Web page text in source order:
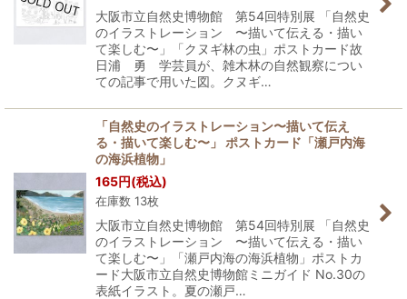
大阪市立自然史博物館 第54回特別展 「自然史
のイラストレーション 〜描いて伝える・描い
て楽しむ〜」「クヌギ林の虫」ポストカード故
日浦 勇 学芸員が、雑木林の自然観察につい
ての記事で用いた図。クヌギ…
「自然史のイラストレーション〜描いて伝え
る・描いて楽しむ〜」 ポストカード「瀬戸内海
の海浜植物」
165円(税込)
在庫数 13枚
大阪市立自然史博物館 第54回特別展 「自然史
のイラストレーション 〜描いて伝える・描い
て楽しむ〜」「瀬戸内海の海浜植物」ポストカ
ード大阪市立自然史博物館ミニガイド No.30の
表紙イラスト。夏の瀬戸…